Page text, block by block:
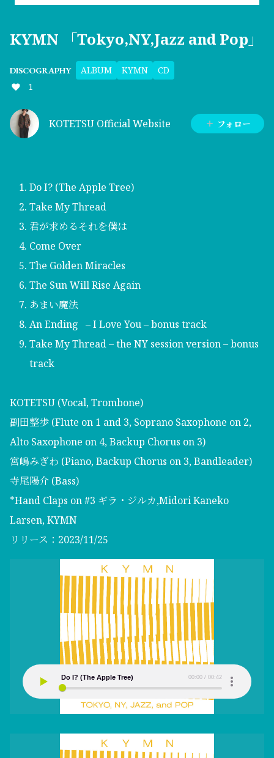
KYMN 「Tokyo,NY,Jazz and Pop」
DISCOGRAPHY ALBUM KYMN
CD
1
KOTETSU Official Website フォロー
Do I? (The Apple Tree)
Take My Thread
君が求めるそれを僕は
Come Over
The Golden Miracles
The Sun Will Rise Again
あまい魔法
An Ending – I Love You – bonus track
Take My Thread – the NY session version – bonus
track
KOTETSU (Vocal, Trombone)
副田整歩 (Flute on 1 and 3, Soprano Saxophone on 2,
Alto Saxophone on 4, Backup Chorus on 3)
宮嶋みぎわ (Piano, Backup Chorus on 3, Bandleader)
寺尾陽介 (Bass)
*Hand Claps on #3 ギラ・ジルカ,Midori Kaneko
Larsen, KYMN
リリース：2023/11/25